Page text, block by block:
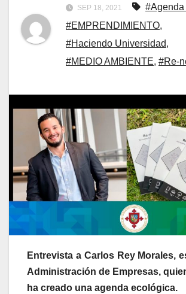
SEP 18, 2021
#EMPRENDIMIENTO,
#Haciendo Universidad,
#MEDIO AMBIENTE, #Re-
Entrevista a Carlos Rey Morales,
Administración de Empresas,
ha creado una agenda ecológica.